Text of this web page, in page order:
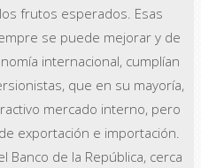
frutos esperados. Esas
se puede mejorar y de
internacional, cumplían
que en su mayoría,
mercado interno, pero
exportación e importación.
Banco de la República, cerca